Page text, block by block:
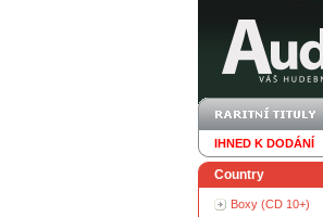
IHNED K DODÁNÍ
Country
Boxy (CD 10+)